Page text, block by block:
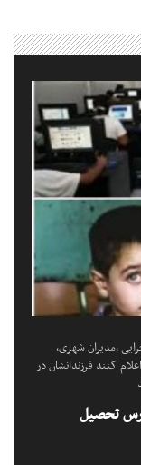
،مدیران شهری،
کنند فرزندانشان در
تحصیل